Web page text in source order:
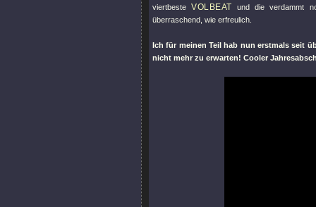
viertbesteVOLBEAT und die verdammt
überraschend, wie erfreulich.
Ich für meinen Teil hab nun erstmals seit
nicht mehr zu erwarten! Cooler